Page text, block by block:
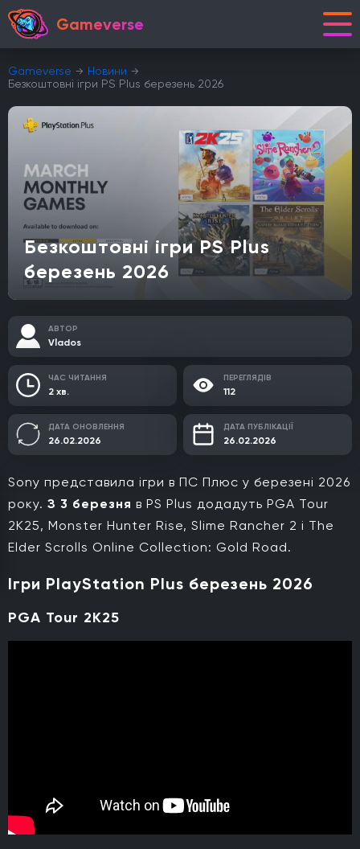
Gameverse
Gameverse
Новини
Безкоштовні ігри PS Plus березень 2026
Безкоштовні ігри PS Plus
березень 2026
АВТОР
Vlados
ЧАС ЧИТАННЯ
2 хв.
ПЕРЕГЛЯДІВ
112
ДАТА ОНОВЛЕННЯ
26.02.2026
ДАТА ПУБЛІКАЦІЇ
26.02.2026
Sony представила ігри в ПС Плюс у березені 2026
року. З 3 березня в PS Plus додадуть PGA Tour
2K25, Monster Hunter Rise, Slime Rancher 2 і The
Elder Scrolls Online Collection: Gold Road.
Ігри PlayStation Plus березень 2026
PGA Tour 2K25